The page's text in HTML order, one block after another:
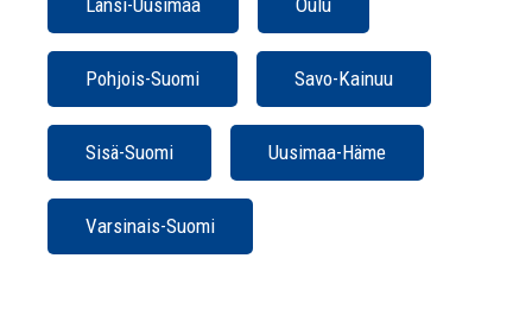
Pohjois-Suomi Savo-Kainuu
Sisä-Suomi Uusimaa-Häme
Varsinais-Suomi